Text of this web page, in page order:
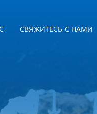
СВЯЖИТЕСЬ С НАМИ